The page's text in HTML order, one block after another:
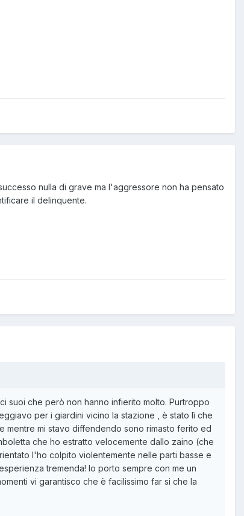
nulla di grave ma l'aggressore non ha pensato
il delinquente.
suoi che però non hanno infierito molto. Purtroppo
per i giardini vicino la stazione , è stato lì che
mentre mi stavo diffendendo sono rimasto ferito ed
che ho estratto velocemente dallo zaino (che
l'ho colpito violentemente nelle parti basse e
tremenda! Io porto sempre con me un
vi garantisco che è facilissimo far si che la